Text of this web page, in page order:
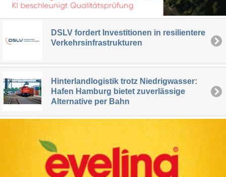
DSLV fordert Investitionen in resilientere
Verkehrsinfrastrukturen
Hinterlandlogistik trotz Niedrigwasser:
Hafen Hamburg bietet zuverlässige
Alternative per Bahn